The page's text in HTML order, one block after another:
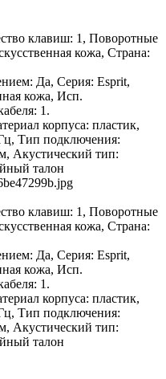
клавиш: 1, Поворотные
кожа, Страна:
Да, Серия: Esprit,
кожа, Исп.
1.
корпуса: пластик,
Тип подключения:
Акустический тип:
талон
клавиш: 1, Поворотные
кожа, Страна:
Да, Серия: Esprit,
кожа, Исп.
1.
корпуса: пластик,
Тип подключения:
Акустический тип:
талон